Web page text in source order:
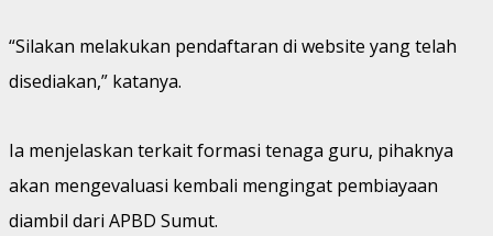
“Silakan melakukan pendaftaran di website yang telah
disediakan,” katanya.
Ia menjelaskan terkait formasi tenaga guru, pihaknya
akan mengevaluasi kembali mengingat pembiayaan
diambil dari APBD Sumut.